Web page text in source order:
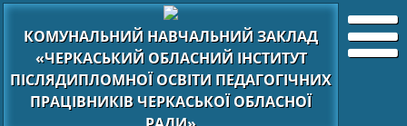
КОМУНАЛЬНИЙ НАВЧАЛЬНИЙ ЗАКЛАД
«ЧЕРКАСЬКИЙ ОБЛАСНИЙ ІНСТИТУТ
ПІСЛЯДИПЛОМНОЇ ОСВІТИ ПЕДАГОГІЧНИХ
ПРАЦІВНИКІВ ЧЕРКАСЬКОЇ ОБЛАСНОЇ